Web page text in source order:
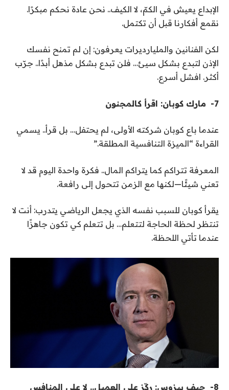
الإبداع يعيش في الكمّ، لا الكيف.. نحن عادة نحكم مبكرًا.
نقمع أفكارنا قبل أن تكتمل.
لكن الفنانين والمليارديرات يعرفون: إن لم تمنح نفسك
الإذن لتبدع بشكل سيئ… فلن تبدع بشكل مذهل أبدًا.. جرّب
أكثر. افشل أسرع.
7- مارك كوبان: اقرأ كالمجنون
عندما باع كوبان شركته الأولى، لم يحتفل… بل قرأ.. يسمي
القراءة “الميزة التنافسية المطلقة”.
المعرفة تتراكم كما يتراكم المال.. فكرة واحدة اليوم قد لا
تعني شيئًا—لكنها مع الزمن تتحول إلى رافعة.
يقرأ كوبان للسبب نفسه الذي يجعل الرياضي يتدرب: أنت لا
تنتظر لحظة الحاجة لتتعلم… بل تتعلم كي تكون جاهزًا
عندما تأتي اللحظة.
8- جيف بيزوس: ركّز على العميل.. لا على المنافس